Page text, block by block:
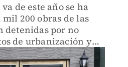
de este año se ha
200 obras de las
detenidas por no
de urbanización y